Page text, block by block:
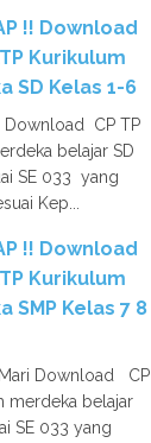
!! Download
Kurikulum
SD Kelas 1-6
CP TP
belajar SD
SE 033 yang
Kep...
!! Download
Kurikulum
SMP Kelas 7 8
Download CP
merdeka belajar
SE 033 yang